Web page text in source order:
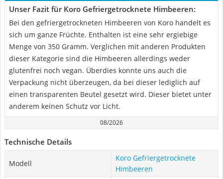
Unser Fazit für Koro Gefriergetrocknete Himbeeren:
Bei den gefriergetrockneten Himbeeren von Koro handelt es
sich um ganze Früchte. Enthalten ist eine sehr ergiebige
Menge von 350 Gramm. Verglichen mit anderen Produkten
dieser Kategorie sind die Himbeeren allerdings weder
glutenfrei noch vegan. Überdies konnte uns auch die
Verpackung nicht überzeugen, da bei dieser lediglich auf
einen transparenten Beutel gesetzt wird. Dieser bietet unter
anderem keinen Schutz vor Licht.
08/2026
Technische Details
Modell
Koro Gefriergetrocknete
Himbeeren